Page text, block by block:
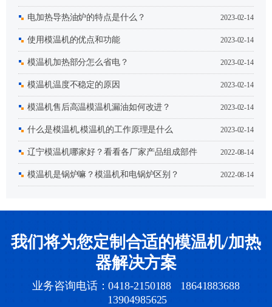
的？
电加热导热油炉的特点是什么？ 2023-02-14
使用模温机的优点和功能 2023-02-14
模温机加热部分怎么省电？ 2023-02-14
模温机温度不稳定的原因 2023-02-14
模温机售后高温模温机漏油如何改进？ 2023-02-14
什么是模温机,模温机的工作原理是什么 2023-02-14
辽宁模温机哪家好？看看各厂家产品组成部件
及优势就知道
2022-08-14
模温机是锅炉嘛？模温机和电锅炉区别？ 2022-08-14
我们将为您定制合适的模温机/加热
器解决方案
业务咨询电话：0418-2150188 18641883688
13904985625